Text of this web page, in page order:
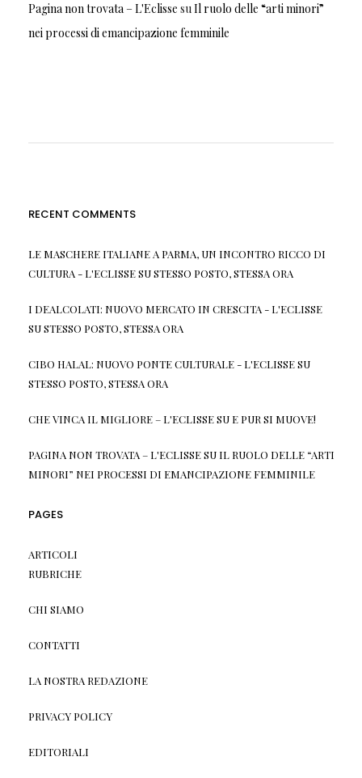
Pagina non trovata – L'Eclisse suIl ruolo delle “arti minori”
nei processi di emancipazione femminile
RECENT COMMENTS
LE MASCHERE ITALIANE A PARMA, UN INCONTRO RICCO DI
CULTURA - L'ECLISSESUSTESSO POSTO, STESSA ORA
I DEALCOLATI: NUOVO MERCATO IN CRESCITA - L'ECLISSE
SUSTESSO POSTO, STESSA ORA
CIBO HALAL: NUOVO PONTE CULTURALE - L'ECLISSESU
STESSO POSTO, STESSA ORA
CHE VINCA IL MIGLIORE – L'ECLISSESU E PUR SI MUOVE!
PAGINA NON TROVATA – L'ECLISSESU IL RUOLO DELLE “ARTI
MINORI” NEI PROCESSI DI EMANCIPAZIONE FEMMINILE
PAGES
ARTICOLI
RUBRICHE
CHI SIAMO
CONTATTI
LA NOSTRA REDAZIONE
PRIVACY POLICY
EDITORIALI